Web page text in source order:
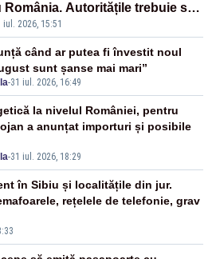
Autoritățile trebuie să
stabilității economice și
iul. 2026, 15:51
-31 iul. 2026, 16:49
când ar putea fi învestit noul
sunt șanse mai mari”
-31 iul. 2026, 18:29
la nivelul României, pentru
a anunțat importuri și posibile
în Sibiu și localitățile din jur.
rețelele de telefonie, grav